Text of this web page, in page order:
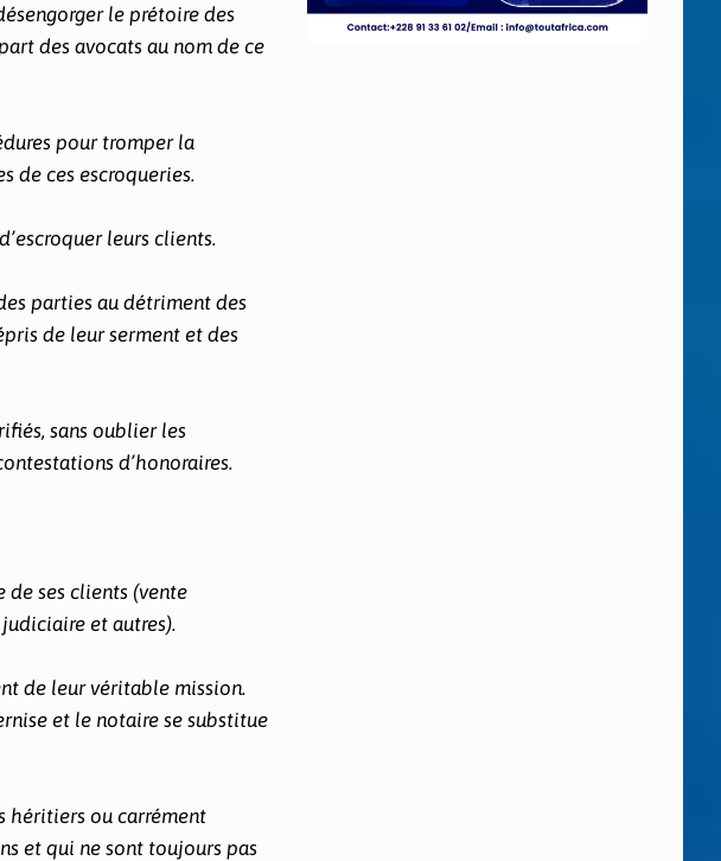
le prétoire des
des avocats au nom de ce
pour tromper la
de ces escroqueries.
leurs clients.
parties au détriment des
de leur serment et des
sans oublier les
d’honoraires.
ses clients (vente
et autres).
de leur véritable mission.
et le notaire se substitue
héritiers ou carrément
et qui ne sont toujours pas